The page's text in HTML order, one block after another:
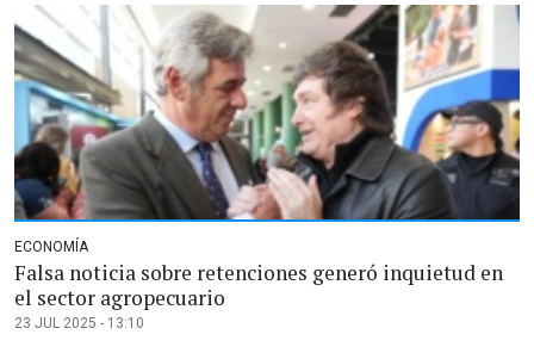
ECONOMÍA
Falsa noticia sobre retenciones generó inquietud en
el sector agropecuario
23 JUL 2025 - 13:10